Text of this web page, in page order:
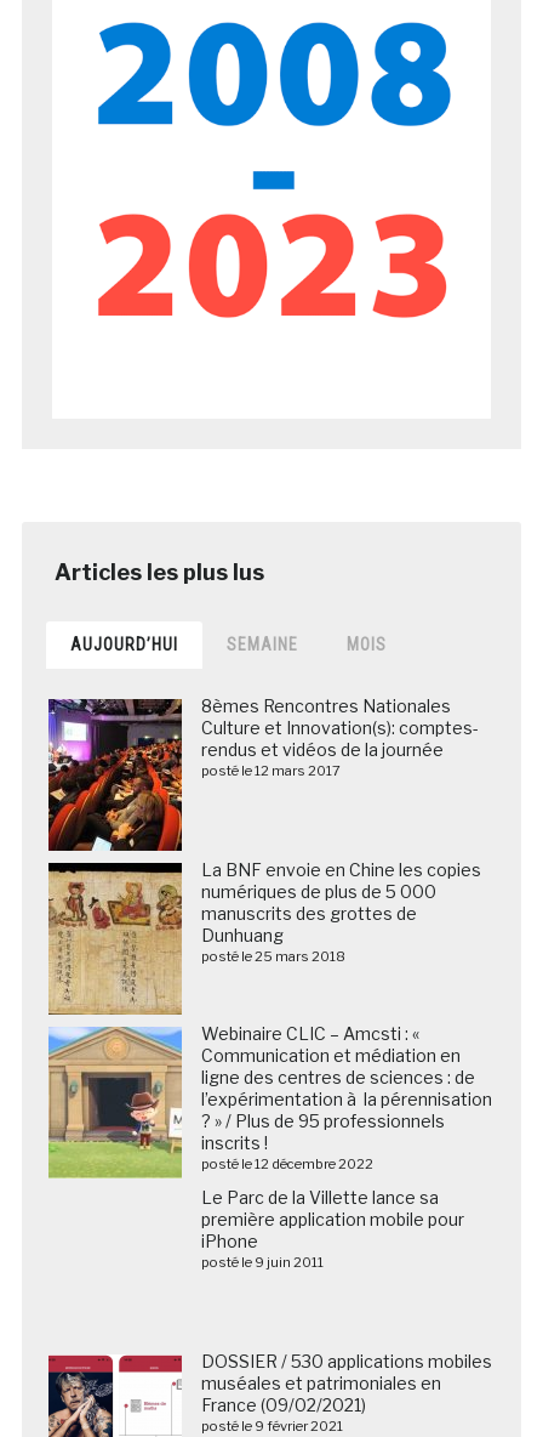
AUJOURD’HUI SEMAINE MOIS
8èmes Rencontres Nationales
Culture et Innovation(s): comptes-
rendus et vidéos de la journée
posté le 12 mars 2017
La BNF envoie en Chine les copies
numériques de plus de 5 000
manuscrits des grottes de
Dunhuang
posté le 25 mars 2018
Webinaire CLIC – Amcsti : «
Communication et médiation en
ligne des centres de sciences : de
l’expérimentation à la pérennisation
? » / Plus de 95 professionnels
inscrits !
posté le 12 décembre 2022
Le Parc de la Villette lance sa
première application mobile pour
iPhone
posté le 9 juin 2011
DOSSIER / 530 applications mobiles
muséales et patrimoniales en
France (09/02/2021)
posté le 9 février 2021